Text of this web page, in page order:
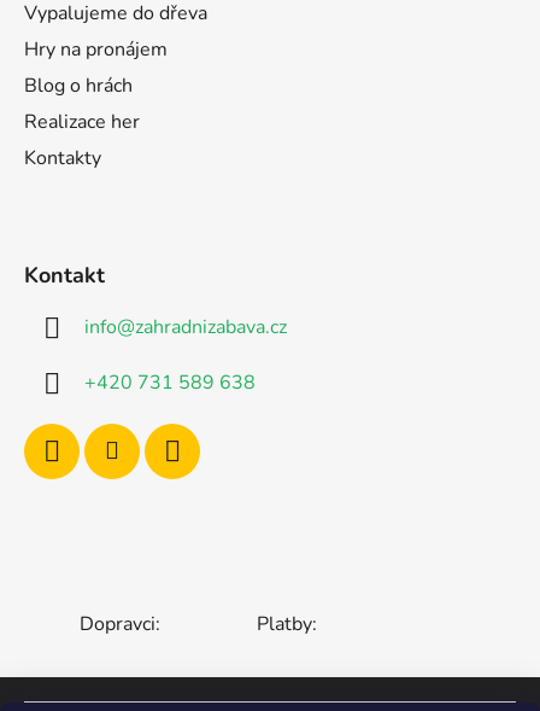
Vypalujeme do dřeva
Hry na pronájem
Blog o hrách
Realizace her
Kontakty
Kontakt
info@zahradnizabava.cz
+420 731 589 638
Dopravci: Platby: